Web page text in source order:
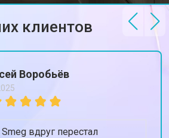
клиентов
Воробьёв
вдруг перестал